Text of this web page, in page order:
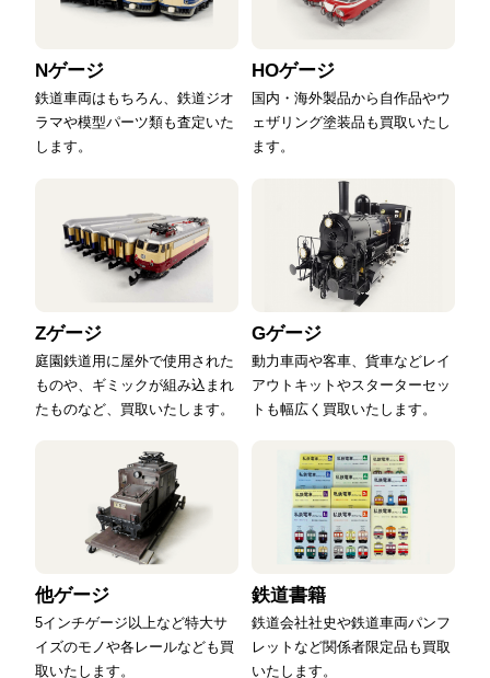
Nゲージ
鉄道車両はもちろん、鉄道ジオ
ラマや模型パーツ類も査定いた
します。
HOゲージ
国内・海外製品から自作品やウ
ェザリング塗装品も買取いたし
ます。
Zゲージ
庭園鉄道用に屋外で使用された
ものや、ギミックが組み込まれ
たものなど、買取いたします。
Gゲージ
動力車両や客車、貨車などレイ
アウトキットやスターターセッ
トも幅広く買取いたします。
他ゲージ
5インチゲージ以上など特大サ
イズのモノや各レールなども買
取いたします。
鉄道書籍
鉄道会社社史や鉄道車両パンフ
レットなど関係者限定品も買取
いたします。